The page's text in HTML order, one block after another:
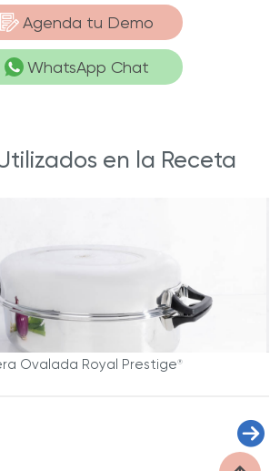
Agenda tu Demo
WhatsApp Chat
en la Receta
Ovalada Royal Prestige®